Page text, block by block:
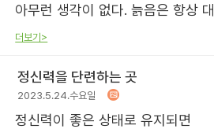
아무런 생각이 없다. 늙음은 항상
더보기>
정신력을 단련하는 곳
2023.5.24.수요일
정신력이 좋은 상태로 유지되면